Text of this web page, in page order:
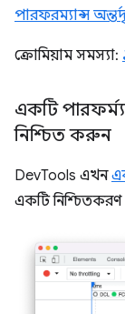
পারফরম্যান্স
ক্রোমিয়াম সমস্যা:
একটি
নিশ্চিত করুন
DevTools এখন
একটি